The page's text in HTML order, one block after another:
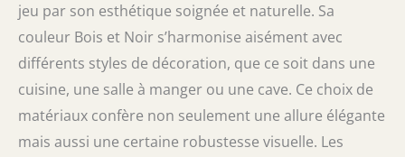
jeu par son esthétique soignée et naturelle. Sa
couleur Bois et Noir s’harmonise aisément avec
différents styles de décoration, que ce soit dans une
cuisine, une salle à manger ou une cave. Ce choix de
matériaux confère non seulement une allure élégante
mais aussi une certaine robustesse visuelle. Les